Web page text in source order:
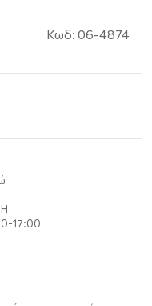
Κωδ: 06-4874
17:00